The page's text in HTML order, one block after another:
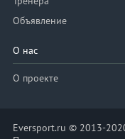
Объявление
О нас
О проекте
Eversport.ru © 2013-